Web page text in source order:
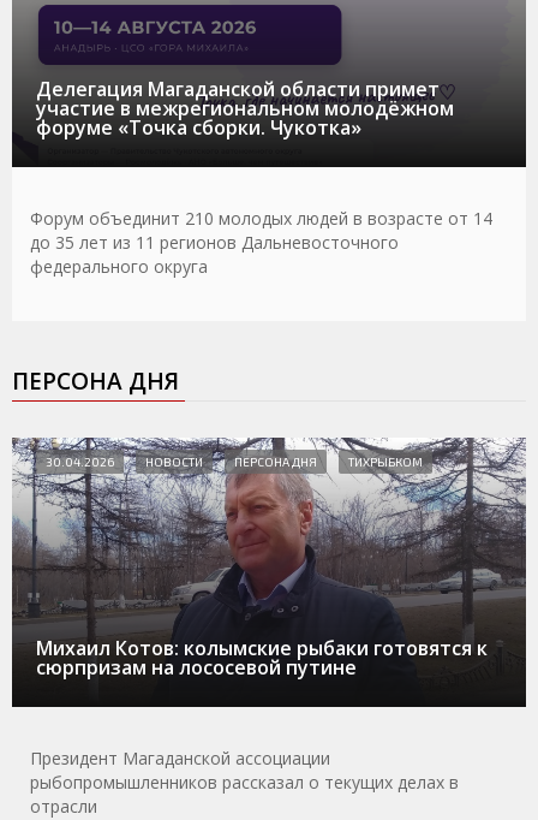
Делегация Магаданской области примет
участие в межрегиональном молодёжном
форуме «Точка сборки. Чукотка»
Форум объединит 210 молодых людей в возрасте от 14
до 35 лет из 11 регионов Дальневосточного
федерального округа
ПЕРСОНА ДНЯ
Михаил Котов: колымские рыбаки готовятся к
сюрпризам на лососевой путине
30.04.2026 НОВОСТИ ПЕРСОНА ДНЯ ТИХРЫБКОМ
Президент Магаданской ассоциации
рыбопромышленников рассказал о текущих делах в
отрасли